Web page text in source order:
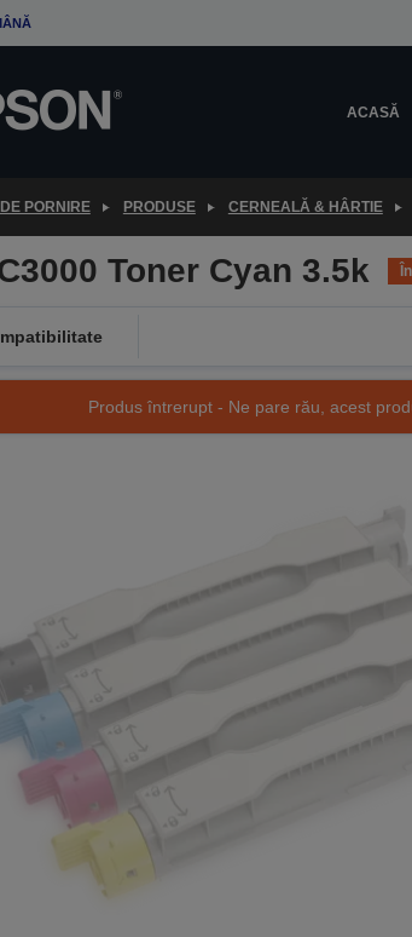
ACASĂ
PORNIRE PRODUSE CERNEALĂ & HÂRTIE
Toner Cyan 3.5k
Produs întrerupt - Ne pare rău, acest